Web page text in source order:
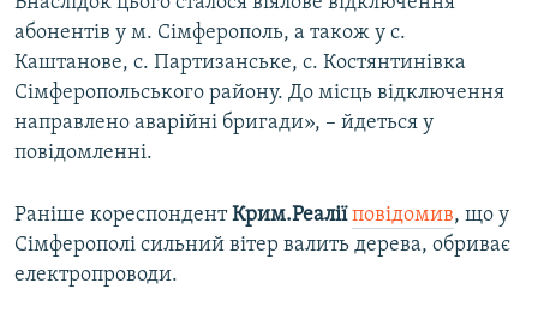
абонентів у м. Сімферополь, а також у с.
Каштанове, с. Партизанське, с. Костянтинівка
Сімферопольського району. До місць відключення
направлено аварійні бригади», – йдеться у
повідомленні.
Раніше кореспондентКрим.Реалії повідомив, що у
Сімферополі сильний вітер валить дерева, обриває
електропроводи.